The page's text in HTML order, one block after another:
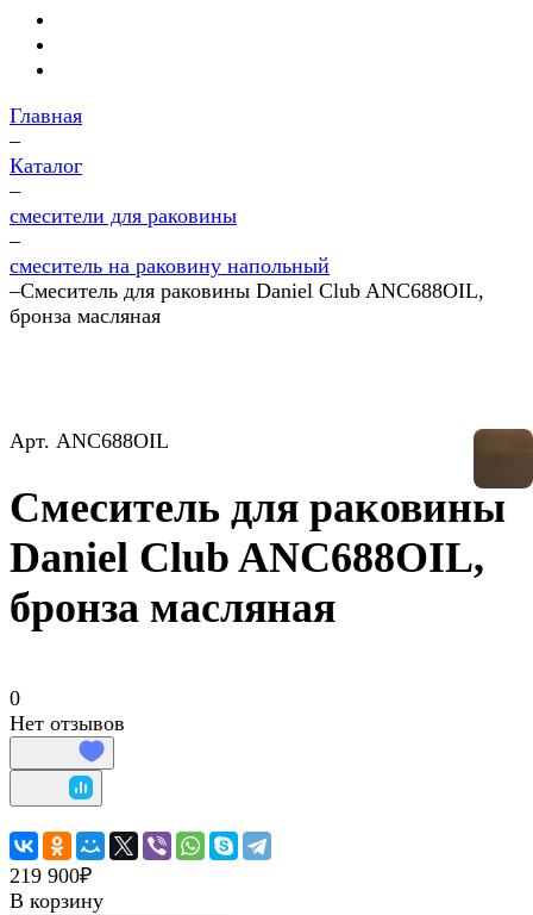
Главная
–
Каталог
–
смесители для раковины
–
смеситель на раковину напольный
–Смеситель для раковины Daniel Club ANC688OIL,
бронза масляная
Арт. ANC688OIL
Смеситель для раковины
Daniel Club ANC688OIL,
бронза масляная
0
Нет отзывов
219 900₽
В корзину